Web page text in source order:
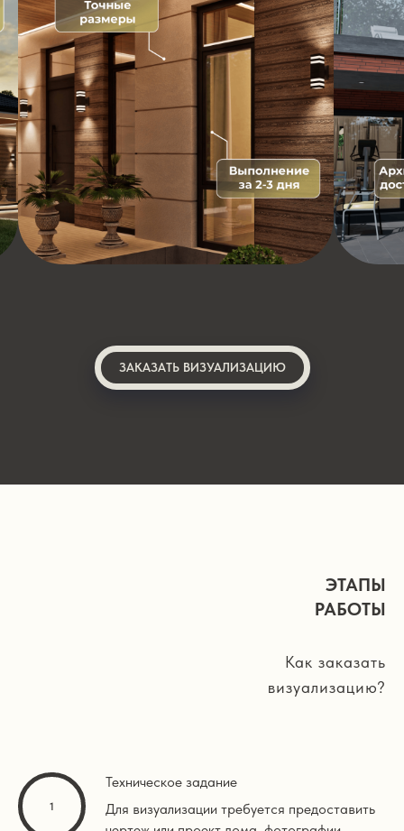
ЗАКАЗАТЬ ВИЗУАЛИЗАЦИЮ
ЭТАПЫ
РАБОТЫ
Как заказать
визуализацию?
Техническое задание
Для визуализации требуется предоставить